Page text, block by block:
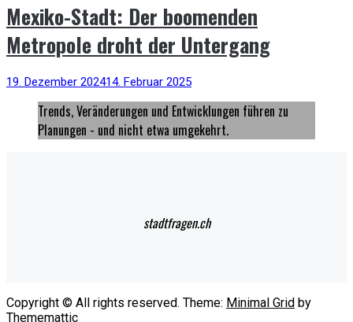
Mexiko-Stadt: Der boomenden
Metropole droht der Untergang
19. Dezember 202414. Februar 2025
Trends, Veränderungen und Entwicklungen führen zu
Planungen - und nicht etwa umgekehrt.
stadtfragen.ch
Copyright © All rights reserved. Theme: Minimal Grid by
Thememattic